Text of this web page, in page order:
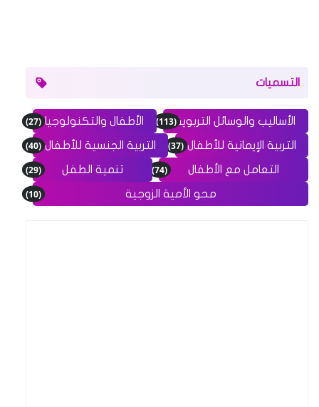
التسميات
الأساليب والوسائل التربوية(113) الأطفال والتكنولوجيا (27)
التربية الإيمانية للأطفال (37) التربية الجنسية للأطفال (40)
التعامل مع الأطفال (74) تنمية الطفل (29)
محو الأمية الزوجية (10)